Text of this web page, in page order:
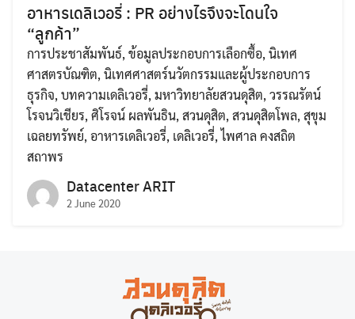
อาหารเดลิเวอรี่ : PR อย่างไรจึงจะโดนใจ
“ลูกค้า”
การประชาสัมพันธ์, ข้อมูลประกอบการเลือกซื้อ, นิเทศ
ศาสตรบัณฑิต, นิเทศศาสตร์นวัตกรรมและผู้ประกอบการ
ธุรกิจ, บทความเดลิเวอรี่, มหาวิทยาลัยสวนดุสิต, วรรณรัตน์
โรจนวิเชียร, ศิโรจน์ ผลพันธิน, สวนดุสิต, สวนดุสิตโพล, สุขุม
เฉลยทรัพย์, อาหารเดลิเวอรี่, เดลิเวอรี่,ไพศาล คงสถิต
สถาพร
Datacenter ARIT
2 June 2020